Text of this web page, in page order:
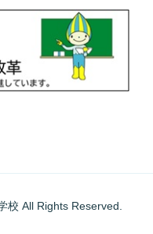
校 All Rights Reserved.